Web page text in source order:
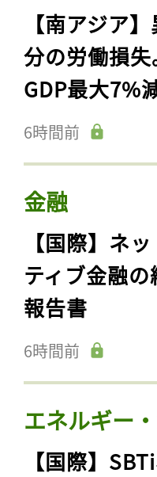
【南アジア
分の労働損
GDP最大7%
6時間前
金融
【国際】ネ
ティブ金融
報告書
6時間前
エネルギー
【国際】